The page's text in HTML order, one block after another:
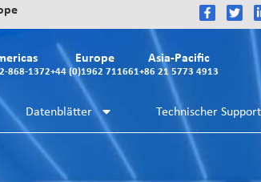
868-1372
Europe
+44 (0)1962 711661
Asia-Pacific
+86 21 5773 4913
Datenblätter Technischer Support